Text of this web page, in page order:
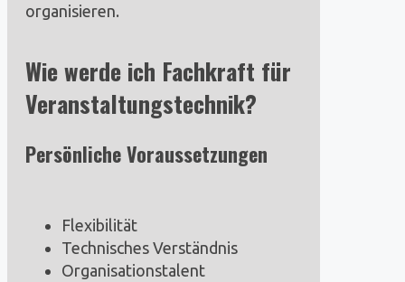
organisieren.
Wie werde ich Fachkraft für
Veranstaltungstechnik?
Persönliche Voraussetzungen
Flexibilität
Technisches Verständnis
Organisationstalent